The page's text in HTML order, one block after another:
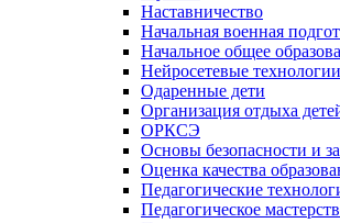
Наставничество
Начальная военная
Начальное общее
Нейросетевые технологии
Одаренные дети
Организация отдыха
ОРКСЭ
Основы безопасности и
Оценка качества
Педагогические
Педагогическое